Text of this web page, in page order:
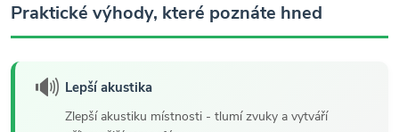
Praktické výhody, které poznáte hned
🔊 Lepší akustika
Zlepší akustiku místnosti - tlumí zvuky a vytváří